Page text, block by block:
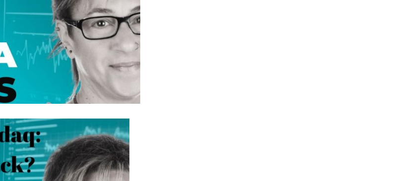
Nasdaq: Throw-back en los 29.750